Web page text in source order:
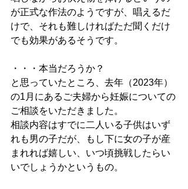
が正式な作法のようですが、唱えるだ
けで、それも難しければただ聞くだけ
でも効果があるそうです。
・・・本当だろうか？
と思っていたところ、去年（2023年）
の1月にあるご夫婦から妊娠についての
ご相談をいただきました。
相談内容はすでに二人いる子供はいず
れも男の子だが、もし下に女の子が産
まれれば嬉しい、いつ頃挑戦したらい
いでしょうかというもの。